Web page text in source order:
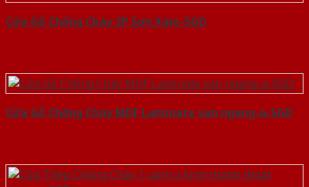
Cửa Gỗ Chống Cháy 2P Sơn Xám-SGD
Cửa Gỗ Chống Cháy MDF Laminate van ngang-a-SGD